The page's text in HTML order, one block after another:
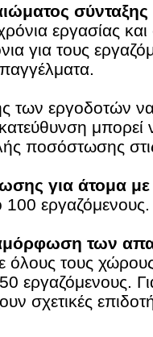
σύνταξης
εργασίας
για τους
των εργοδοτών
μπορεί
ποσόστωσης
για άτομα
εργαζόμενους.
των
όλους τους
Για
σχετικές